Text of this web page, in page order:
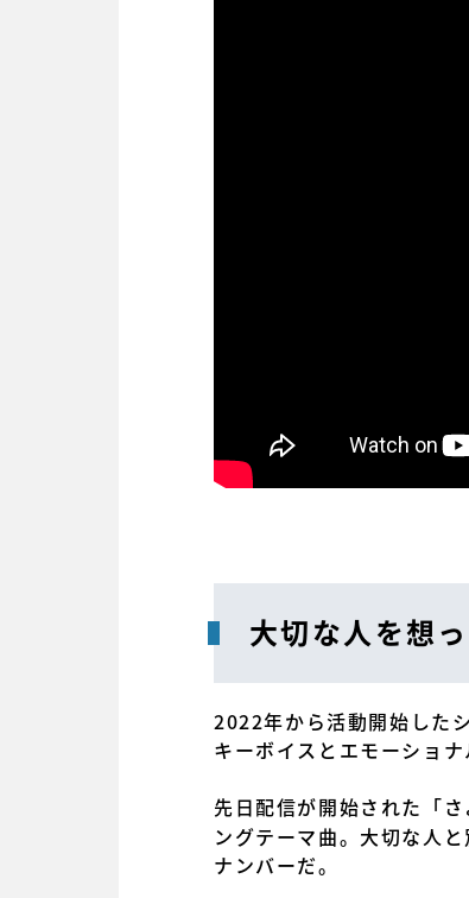
大切な人を想
2022年から活動開始した
キーボイスとエモーショ
先日配信が開始された「
ングテーマ曲。大切な人
ナンバーだ。